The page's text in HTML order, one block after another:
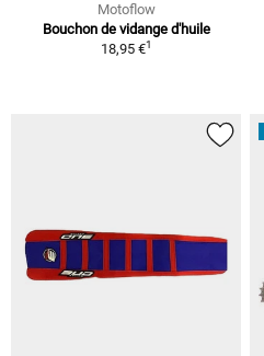
Motoflow
Bouchon de vidange d'huile
18,95 €1